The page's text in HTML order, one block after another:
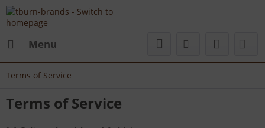
Menu
Terms of Service
Terms of Service